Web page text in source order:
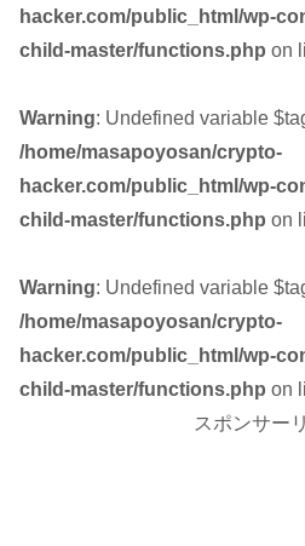
hacker.com/public_html/wp-
child-master/functions.php on
Warning: Undefined variable
/home/masapoyosan/crypto-
hacker.com/public_html/wp-
child-master/functions.php on
Warning: Undefined variable
/home/masapoyosan/crypto-
hacker.com/public_html/wp-
child-master/functions.php on
スポンサー